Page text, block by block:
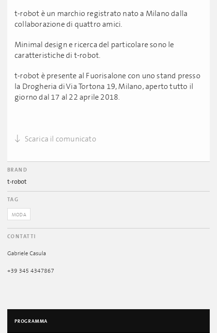
t-robot è un marchio registrato nato a Milano dalla
collaborazione di quattro amici.
Minimal design e ricerca del particolare sono le
caratteristiche di t-robot.
t-robot è presente al Fuorisalone con uno stand presso
la Drogheria di Via Tortona 19, Milano, aperto tutto il
giorno dal 17 al 22 aprile 2018.
Scarica il comunicato
BRAND
t-robot
TAG
MODA
CONTATTI
Gabriele Casula
+39 345 4347867
PROGRAMMA